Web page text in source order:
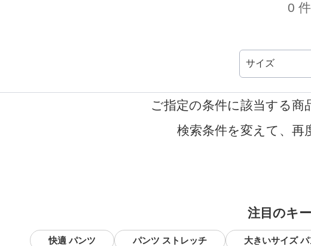
0 件
サイズ
ご指定の条件に該当する商
検索条件を変えて、再
注目のキ
快適 パンツ パンツ ストレッチ 大きいサイズ パ